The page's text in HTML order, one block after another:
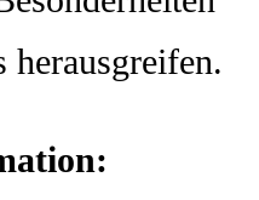
herausgreifen.